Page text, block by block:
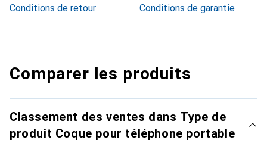
Conditions de retour
Conditions de garantie
Comparer les produits
Classement des ventes dans Type de
produit Coque pour téléphone portable